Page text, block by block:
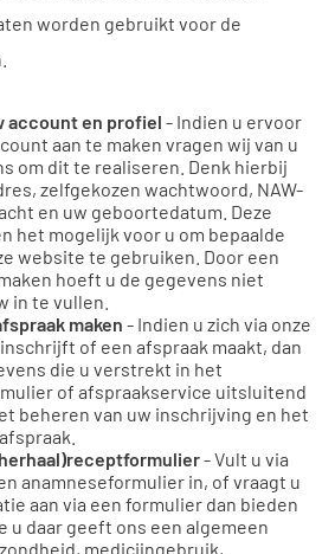
worden gebruikt voor de
account en profiel - Indien u ervoor
aan te maken vragen wij van u
om dit te realiseren. Denk hierbij
zelfgekozen wachtwoord, NAW-
en uw geboortedatum. Deze
het mogelijk voor u om bepaalde
website te gebruiken. Door een
hoeft u de gegevens niet
in te vullen.
maken - Indien u zich via onze
of een afspraak maakt, dan
die u verstrekt in het
of afspraakservice uitsluitend
beheren van uw inschrijving en het
- Vult u via
anamneseformulier in, of vraagt u
aan via een formulier dan bieden
u daar geeft ons een algemeen
medicijngebruik,